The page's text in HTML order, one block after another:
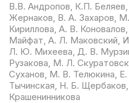
В.В. Андропов, К.П.
Жернаков, В. А. Захаров,
Кириллова, А. В.
Майфат, А. Л. Маковский,
Л. Ю. Михеева, Д. В.
Рузакова, М. Л.
Суханов, М. В. Телюкина,
Тычинская, Н. Б.
Крашенинникова